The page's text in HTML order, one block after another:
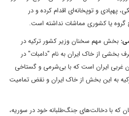
پهپادی و توپخانه‌ای اقدام کرده و در
گروه یا کشوری مماشات نداشته است.
بخش مهم سخنان وزیر کشور ترکیه در
بخشی از خاک ایران به نام "دامبات" در
غربی ایران است که با بی‌شرمی و گستاخی
به این بخش از خاک ایران و نقض تمامیت
که با دخالت‌های جنگ‌طلبانه خود در سوریه،